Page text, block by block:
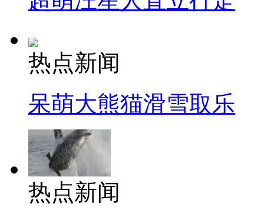
热点新闻
呆萌大熊猫滑雪取乐
热点新闻